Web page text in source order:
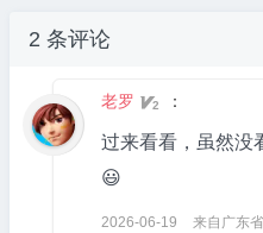
2 条评论
老罗 2 ：
过来看看，虽然没
😃
2026-06-19 来自广东省